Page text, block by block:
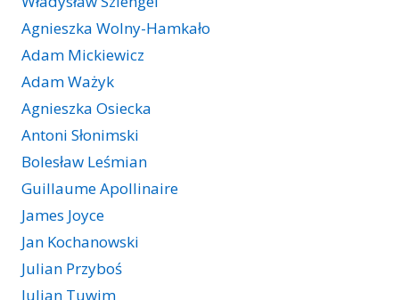
Agnieszka Wolny-Hamkało
Adam Mickiewicz
Adam Ważyk
Agnieszka Osiecka
Antoni Słonimski
Bolesław Leśmian
Guillaume Apollinaire
James Joyce
Jan Kochanowski
Julian Przyboś
Julian Tuwim